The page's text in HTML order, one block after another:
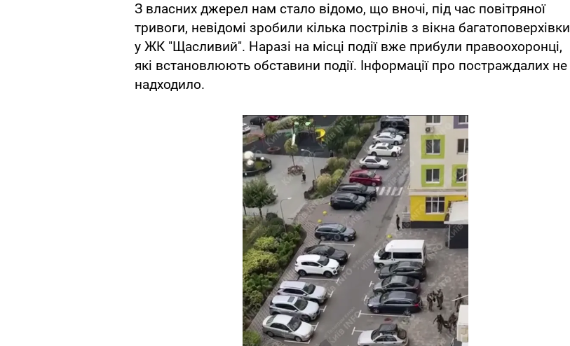
З власних джерел нам стало відомо, що вночі, під час повітряної
тривоги, невідомі зробили кілька пострілів з вікна багатоповерхівки
у ЖК "Щасливий". Наразі на місці події вже прибули правоохоронці,
які встановлюють обставини події. Інформації про постраждалих не
надходило.